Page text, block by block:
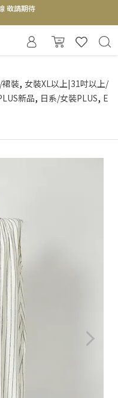
裝, 女裝XL以上|31吋以上/
新品, 日系/女裝PLUS, E